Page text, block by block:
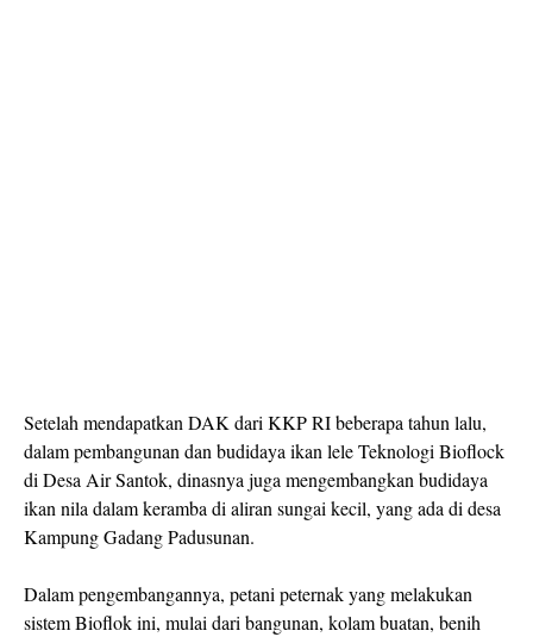
Setelah mendapatkan DAK dari KKP RI beberapa tahun lalu,
dalam pembangunan dan budidaya ikan lele Teknologi Bioflock
di Desa Air Santok, dinasnya juga mengembangkan budidaya
ikan nila dalam keramba di aliran sungai kecil, yang ada di desa
Kampung Gadang Padusunan.
Dalam pengembangannya, petani peternak yang melakukan
sistem Bioflok ini, mulai dari bangunan, kolam buatan, benih